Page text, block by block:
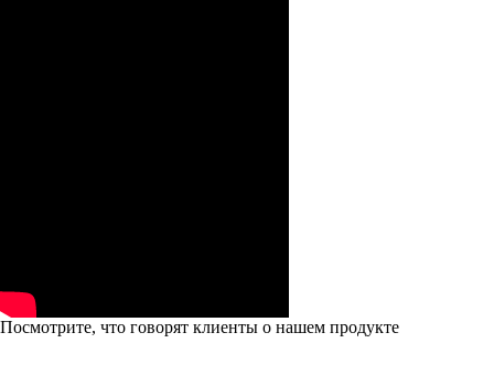
Посмотрите, что говорят клиенты о нашем продукте